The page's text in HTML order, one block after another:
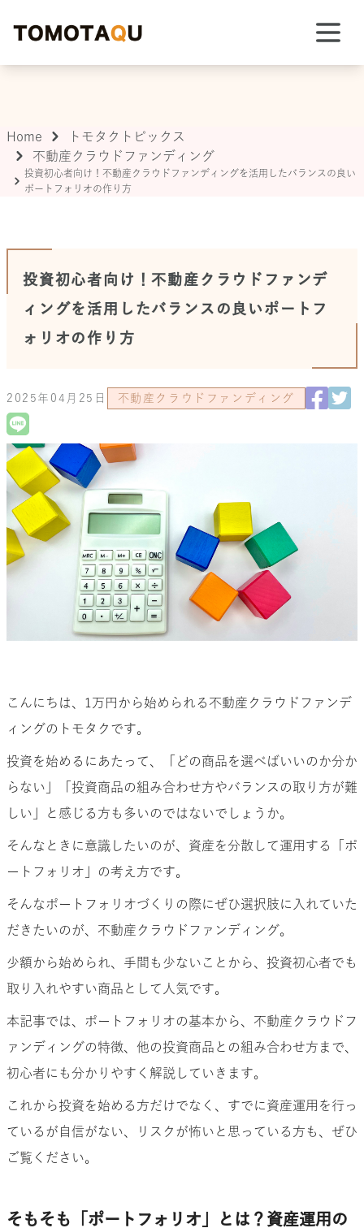
Home
トモタクトピックス
不動産クラウドファンディング
投資初心者向け！不動産クラウドファンディングを活用したバランスの良い
ポートフォリオの作り方
投資初心者向け！不動産クラウドファンデ
ィングを活用したバランスの良いポートフ
ォリオの作り方
2025年04月25日 不動産クラウドファンディング
こんにちは、1万円から始められる不動産クラウドファンデ
ィングのトモタクです。
投資を始めるにあたって、「どの商品を選べばいいのか分か
らない」「投資商品の組み合わせ方やバランスの取り方が難
しい」と感じる方も多いのではないでしょうか。
そんなときに意識したいのが、資産を分散して運用する「ポ
ートフォリオ」の考え方です。
そんなポートフォリオづくりの際にぜひ選択肢に入れていた
だきたいのが、不動産クラウドファンディング。
少額から始められ、手間も少ないことから、投資初心者でも
取り入れやすい商品として人気です。
本記事では、ポートフォリオの基本から、不動産クラウドフ
ァンディングの特徴、他の投資商品との組み合わせ方まで、
初心者にも分かりやすく解説していきます。
これから投資を始める方だけでなく、すでに資産運用を行っ
ているが自信がない、リスクが怖いと思っている方も、ぜひ
ご覧ください。
そもそも「ポートフォリオ」とは？資産運用の